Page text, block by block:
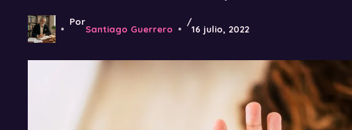
Por
Santiago Guerrero
/
16 julio, 2022